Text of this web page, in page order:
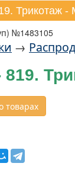
Трикотаж
№1483105
→
819.